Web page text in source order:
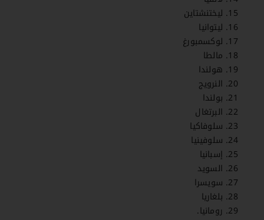
ليختنشتاين
ليتوانيا
لوكسمبورغ
مالطا
هولندا
النرويج
بولندا
البرتغال
سلوفاكيا
سلوفينيا
إسبانيا
السويد
سويسرا
بلغاريا
رومانيا.